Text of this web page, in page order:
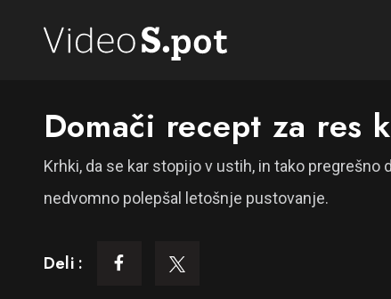
Domači recept za res
Krhki, da se kar stopijo v ustih, in tako
nedvomno polepšal letošnje pustovanje.
Deli :